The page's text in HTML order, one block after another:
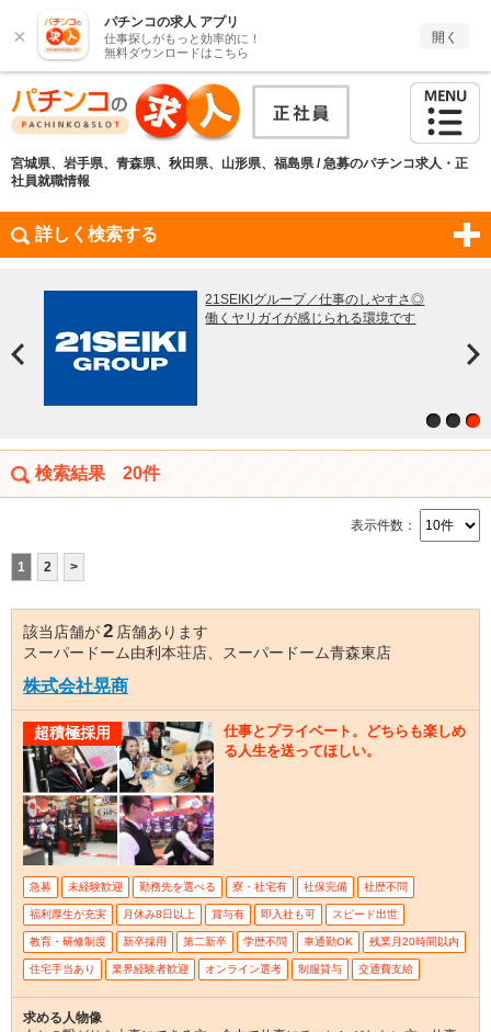
×
パチンコの求人 アプリ
仕事探しがもっと効率的に！
無料ダウンロードはこちら
開く
宮城県、岩手県、青森県、秋田県、山形県、福島県 / 急募のパチンコ求人・正
社員就職情報
詳しく検索する
ダイエー,タ
平等★やる
21SEIKIグループ／仕事のしやすさ◎
働くヤリガイが感じられる環境です
検索結果 20件
表示件数：
1 2 >
該当店舗が2 店舗あります
スーパードーム由利本荘店、スーパードーム青森東店
株式会社晃商
超積極採用
仕事とプライベート。どちらも楽しめ
る人生を送ってほしい。
急募 未経験歓迎 勤務先を選べる 寮・社宅有 社保完備 社歴不問
福利厚生が充実 月休み8日以上 賞与有 即入社も可 スピード出世
教育・研修制度 新卒採用 第二新卒 学歴不問 車通勤OK 残業月20時間以内
住宅手当あり 業界経験者歓迎 オンライン選考 制服貸与 交通費支給
求める人物像